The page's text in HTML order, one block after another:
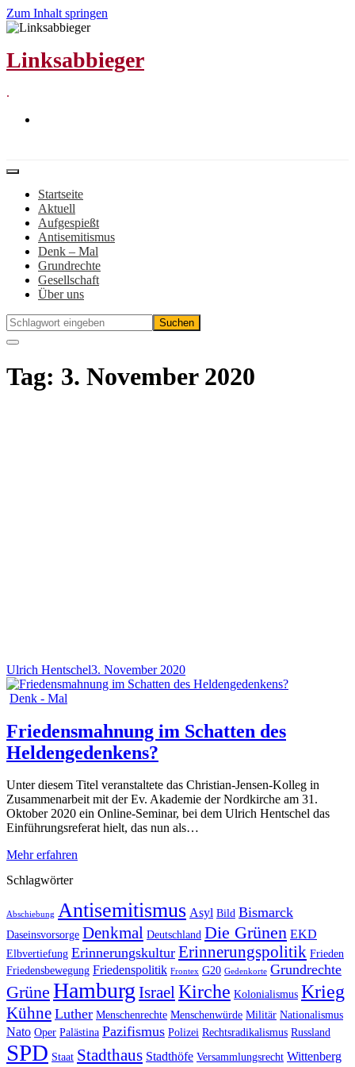
Zum Inhalt springen
Linksabbieger
.
Startseite
Aktuell
Aufgespießt
Antisemitismus
Denk – Mal
Grundrechte
Gesellschaft
Über uns
Tag: 3. November 2020
Ulrich Hentschel3. November 2020
Denk - Mal
Friedensmahnung im Schatten des
Heldengedenkens?
Unter diesem Titel veranstaltete das Christian-Jensen-Kolleg in
Zusammenarbeit mit der Ev. Akademie der Nordkirche am 31.
Oktober 2020 ein Online-Seminar, bei dem Ulrich Hentschel das
Einführungsreferat hielt, das nun als…
Mehr erfahren
Schlagwörter
Abschiebung Antisemitismus Asyl Bild Bismarck
Daseinsvorsorge Denkmal Deutschland Die Grünen EKD
Elbvertiefung Erinnerungskultur Erinnerungspolitik Frieden
Friedensbewegung Friedenspolitik Frontex G20 Gedenkorte Grundrechte
Grüne Hamburg IsraelKirche Kolonialismus Krieg
Kühne Luther Menschenrechte Menschenwürde Militär Nationalismus
Nato Oper Palästina Pazifismus Polizei Rechtsradikalismus Russland
SPD Staat Stadthaus Stadthöfe Versammlungsrecht Wittenberg